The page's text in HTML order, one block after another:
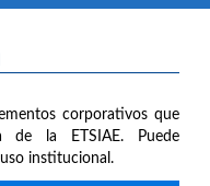
corporativos que
de la ETSIAE. Puede
institucional.